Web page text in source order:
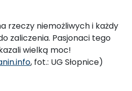
rzeczy niemożliwych i każdy
zaliczenia. Pasjonaci tego
wielką moc!
, fot.: UG Słopnice)